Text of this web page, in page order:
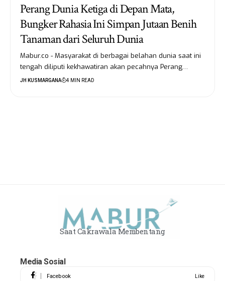
Perang Dunia Ketiga di Depan Mata,
Bungker Rahasia Ini Simpan Jutaan Benih
Tanaman dari Seluruh Dunia
Mabur.co - Masyarakat di berbagai belahan dunia saat ini
tengah diliputi kekhawatiran akan pecahnya Perang…
JH KUSMARGANA 4 MIN READ
Saat Cakrawala Membentang
Media Sosial
Facebook Like